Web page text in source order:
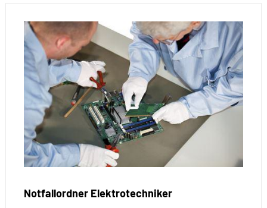
Notfallordner Elektrotechniker